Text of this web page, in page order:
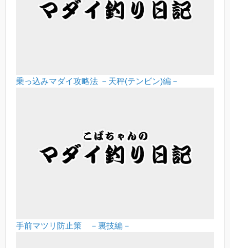
乗っ込みマダイ攻略法 －天秤(テンビン)編－
手前マツリ防止策 －裏技編－